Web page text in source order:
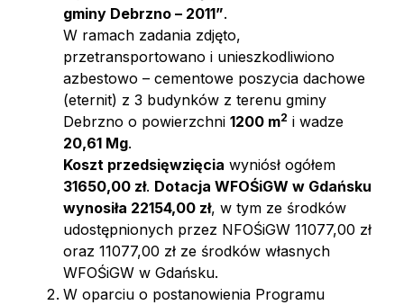
gminy Debrzno – 2011”.
W ramach zadania zdjęto,
przetransportowano i unieszkodliwiono
azbestowo – cementowe poszycia dachowe
(eternit) z 3 budynków z terenu gminy
Debrzno o powierzchni 1200 m2 i wadze
20,61 Mg.
Koszt przedsięwzięcia wyniósł ogółem
31650,00 zł. Dotacja WFOŚiGW w Gdańsku
wynosiła 22154,00 zł, w tym ze środków
udostępnionych przez NFOŚiGW 11077,00 zł
oraz 11077,00 zł ze środków własnych
WFOŚiGW w Gdańsku.
W oparciu o postanowienia Programu